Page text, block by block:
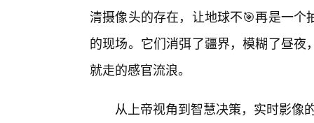
清摄像头的存在，让地球不🎯再是一
的现场。它们消弭了疆界，模糊了昼
就走的感官流浪。
从上帝视角到智慧决策，实时影像